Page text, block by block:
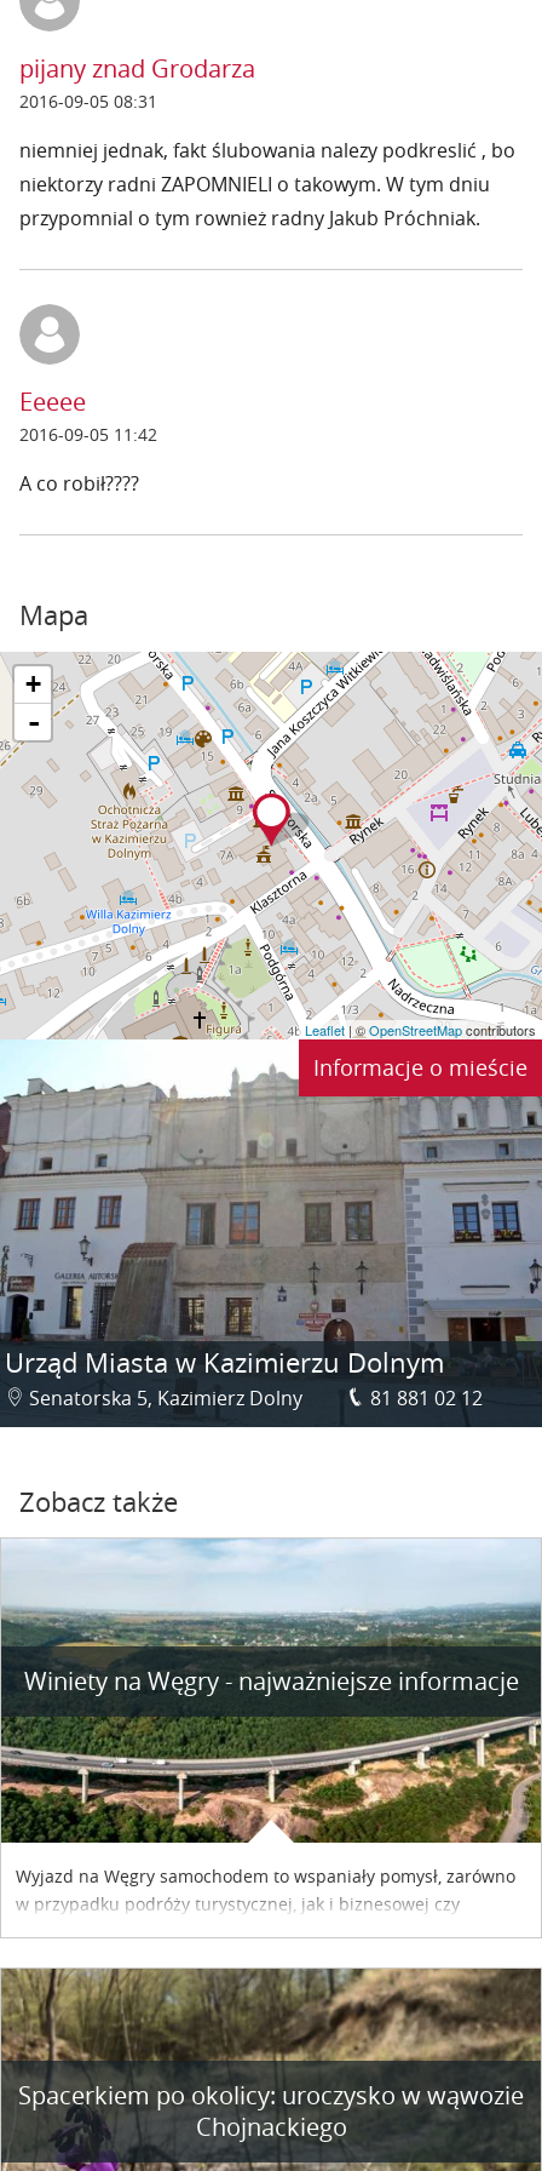
pijany znad Grodarza
2016-09-05 08:31
niemniej jednak, fakt ślubowania nalezy podkreslić , bo
niektorzy radni ZAPOMNIELI o takowym. W tym dniu
przypomnial o tym rownież radny Jakub Próchniak.
Eeeee
2016-09-05 11:42
A co robił????
Mapa
+
-
Leaflet | ©OpenStreetMapcontributors
Informacje o mieście
Urząd Miasta w Kazimierzu Dolnym
Senatorska 5, Kazimierz Dolny 81 881 02 12
Zobacz także
Winiety na Węgry - najważniejsze informacje
Wyjazd na Węgry samochodem to wspaniały pomysł, zarówno
w przypadku podróży turystycznej, jak i biznesowej czy
służbowej. Pamiętać tylko trzeba o wykupieniu winiety, co
współpracy reklamowej z Hungary Vignette.
Spacerkiem po okolicy: uroczysko w wąwozie
Chojnackiego